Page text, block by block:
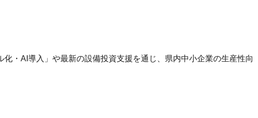
・AI導入」や最新の設備投資支援を通じ、県内中小企業の生産性向